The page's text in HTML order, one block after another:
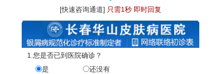
[快速咨询通道] 只需1秒 即时回复
1.您是否已到医院确诊？
是
还没有